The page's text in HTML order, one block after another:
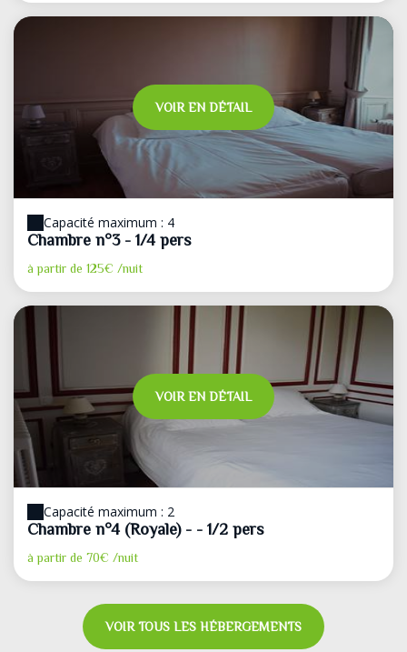
VOIR EN DÉTAIL
Capacité maximum : 4
Chambre n°3 - 1/4 pers
à partir de 125€ /nuit
VOIR EN DÉTAIL
Capacité maximum : 2
Chambre n°4 (Royale) - - 1/2 pers
à partir de 70€ /nuit
VOIR TOUS LES HÉBERGEMENTS